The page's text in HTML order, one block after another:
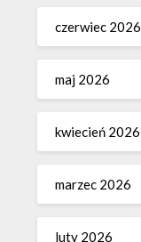
czerwiec 2026
maj 2026
kwiecień 2026
marzec 2026
luty 2026